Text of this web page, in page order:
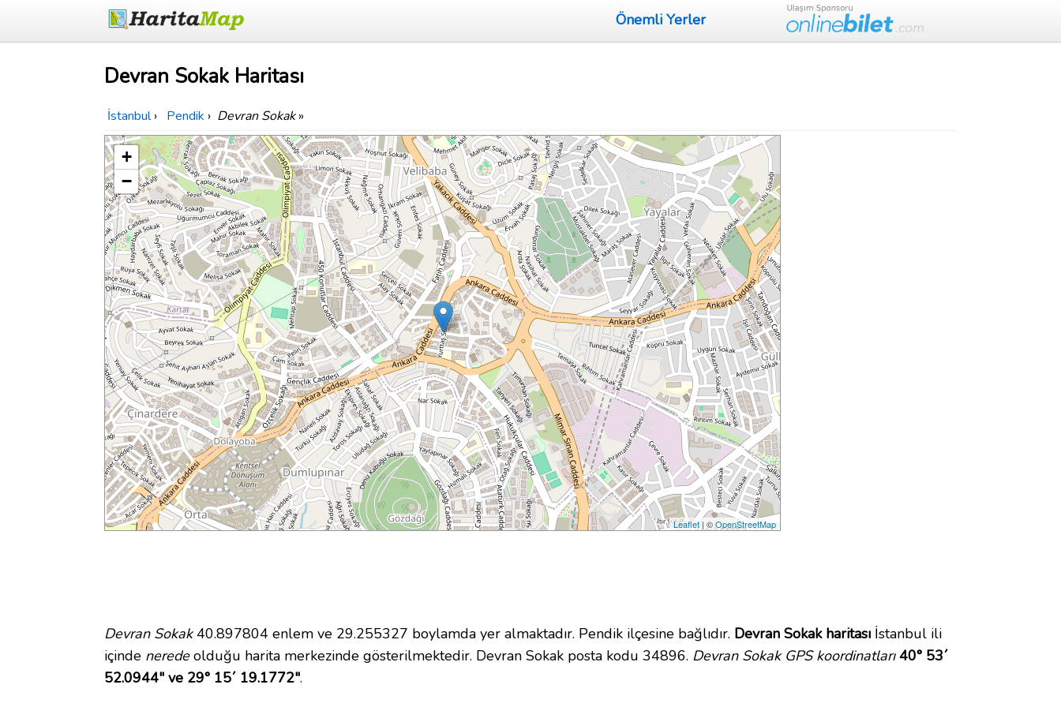
Önemli Yerler
Devran Sokak Haritası
İstanbul › Pendik › Devran Sokak»
+
−
Leaflet| ©OpenStreetMap
Devran Sokak40.897804 enlem ve 29.255327 boylamda yer almaktadır. Pendik ilçesine bağlıdır. Devran Sokak haritası İstanbul ili
içinde neredeolduğu harita merkezinde gösterilmektedir. Devran Sokak posta kodu 34896. Devran Sokak GPS koordinatları 40° 53´
52.0944" ve 29° 15´ 19.1772".